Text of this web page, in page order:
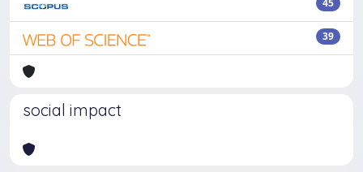
45
39
social impact